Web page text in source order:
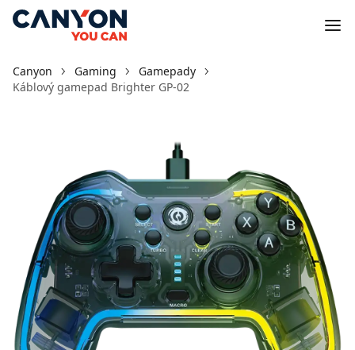
Canyon Gaming
Gamepady
Káblový gamepad Brighter GP-02